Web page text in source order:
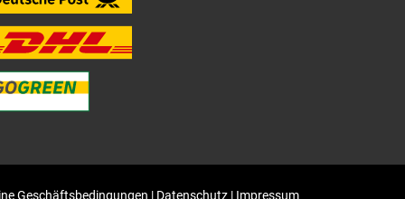
Geschäftsbedingungen | Datenschutz | Impressum